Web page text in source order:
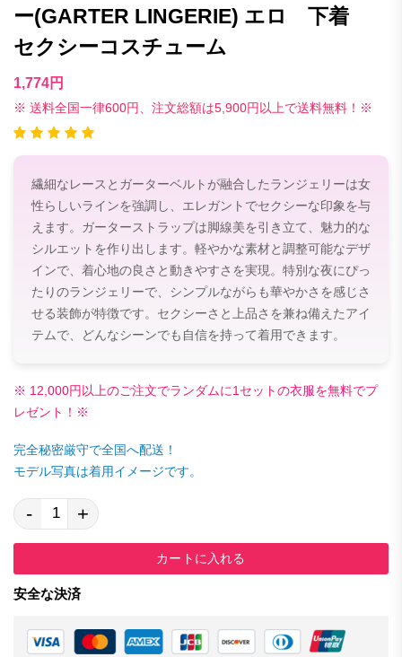
ー(GARTER LINGERIE) エロ 下着
セクシーコスチューム
1,774円
※ 送料全国一律600円、注文総額は5,900円以上で送料無料！※
繊細なレースとガーターベルトが融合したランジェリーは女
性らしいラインを強調し、エレガントでセクシーな印象を与
えます。ガーターストラップは脚線美を引き立て、魅力的な
シルエットを作り出します。軽やかな素材と調整可能なデザ
インで、着心地の良さと動きやすさを実現。特別な夜にぴっ
たりのランジェリーで、シンプルながらも華やかさを感じさ
せる装飾が特徴です。セクシーさと上品さを兼ね備えたアイ
テムで、どんなシーンでも自信を持って着用できます。
※ 12,000円以上のご注文でランダムに1セットの衣服を無料でプ
レゼント！※
完全秘密厳守で全国へ配送！
モデル写真は着用イメージです。
- +
カートに入れる
安全な決済